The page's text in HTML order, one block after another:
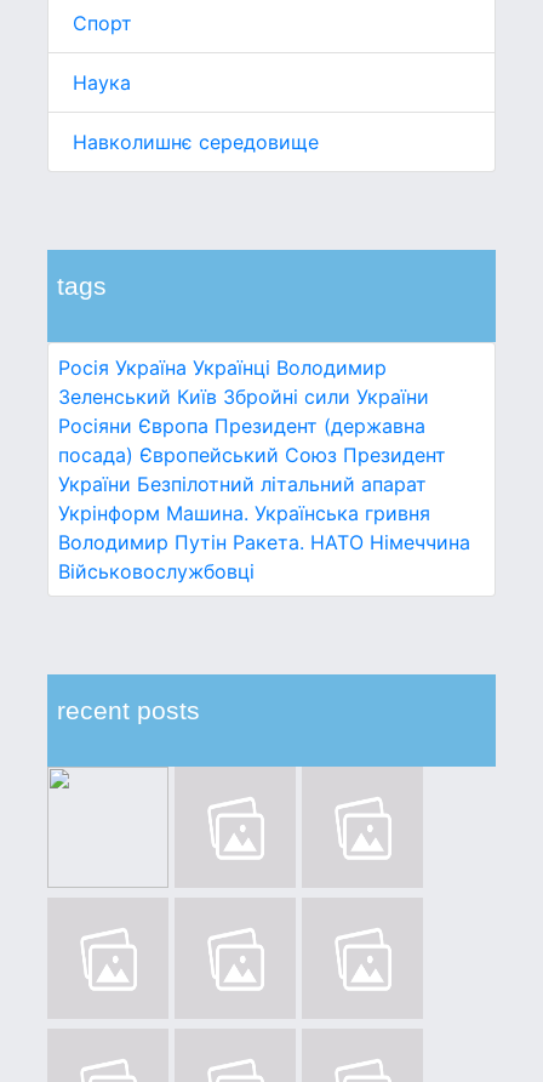
Спорт
Наука
Навколишнє середовище
tags
Росія Україна Українці Володимир
Зеленський Київ Збройні сили України
Росіяни Європа Президент (державна
посада) Європейський Союз Президент
України Безпілотний літальний апарат
Укрінформ Машина. Українська гривня
Володимир Путін Ракета. НАТО Німеччина
Військовослужбовці
recent posts